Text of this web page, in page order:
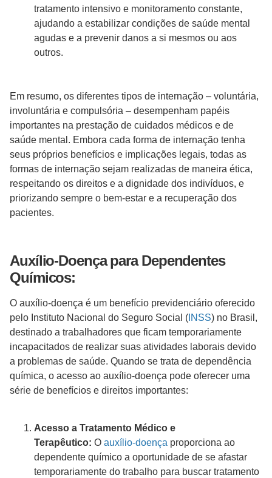
tratamento intensivo e monitoramento constante,
ajudando a estabilizar condições de saúde mental
agudas e a prevenir danos a si mesmos ou aos
outros.
Em resumo, os diferentes tipos de internação – voluntária,
involuntária e compulsória – desempenham papéis
importantes na prestação de cuidados médicos e de
saúde mental. Embora cada forma de internação tenha
seus próprios benefícios e implicações legais, todas as
formas de internação sejam realizadas de maneira ética,
respeitando os direitos e a dignidade dos indivíduos, e
priorizando sempre o bem-estar e a recuperação dos
pacientes.
Auxílio-Doença para Dependentes
Químicos:
O auxílio-doença é um benefício previdenciário oferecido
pelo Instituto Nacional do Seguro Social ( INSS) no Brasil,
destinado a trabalhadores que ficam temporariamente
incapacitados de realizar suas atividades laborais devido
a problemas de saúde. Quando se trata de dependência
química, o acesso ao auxílio-doença pode oferecer uma
série de benefícios e direitos importantes:
Acesso a Tratamento Médico e
Terapêutico: O auxílio-doença proporciona ao
dependente químico a oportunidade de se afastar
temporariamente do trabalho para buscar tratamento